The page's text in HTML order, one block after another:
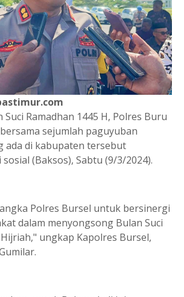
Ramadhan 1445 H, Polres Buru
sejumlah paguyuban
ada di kabupaten tersebut
(Baksos), Sabtu (9/3/2024).
Polres Bursel untuk bersinergi
dalam menyongsong Bulan Suci
ungkap Kapolres Bursel,